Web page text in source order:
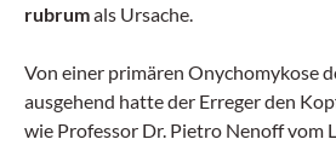
rubrumals Ursache.
Von einer primären Onychomykose
ausgehend hatte der Erreger den
wie Professor Dr. Pietro Nenoff vom